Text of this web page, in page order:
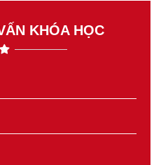
KHÓA HỌC